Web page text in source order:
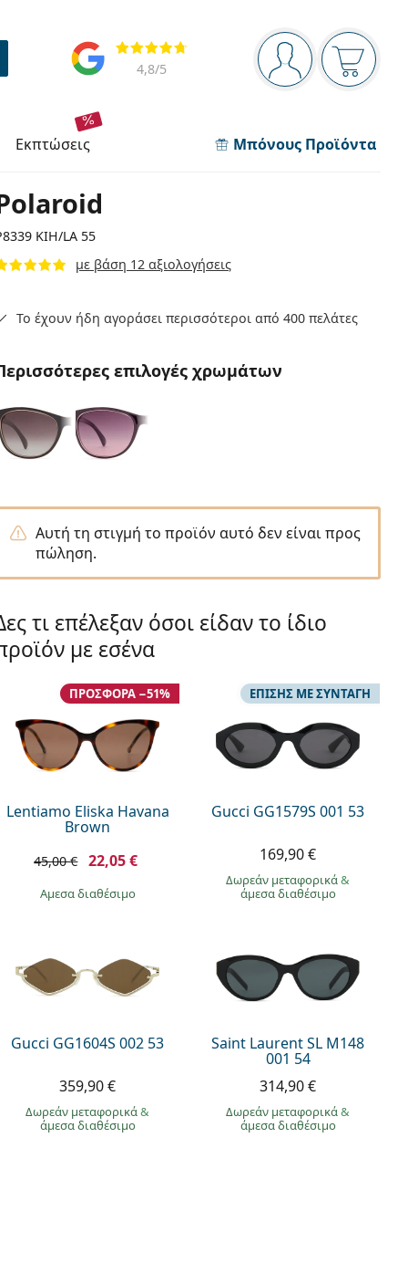
Πίνακας πλοήγησης
Είστε
Το
Αξιολογήσεις
4,8/5
εκπτώσεις Μπόνους Προϊόντα
KIH/LA 55
με βάση 12 αξιολογήσεις
Το έχουν ήδη αγοράσει περισσότεροι από 400 πελάτες
επιλογές χρωμάτων
Αυτή τη στιγμή το προϊόν αυτό δεν είναι προς
πώληση.
τι επέλεξαν όσοι είδαν το ίδιο
με εσένα
Lentiamo Eliska Havana
Brown
ΠΡΟΣΦΟΡΆ −51%
45,00 € 22,05 €
άμεσα διαθέσιμο
Gucci GG1579S 001 53
ΕΠΊΣΗΣ ΜΕ ΣΥΝΤΑΓΉ
169,90 €
Δωρεάν μεταφορικά&
άμεσα διαθέσιμο
Gucci GG1604S 002 53
359,90 €
Δωρεάν μεταφορικά&
άμεσα διαθέσιμο
Saint Laurent SL M148
001 54
314,90 €
Δωρεάν μεταφορικά&
άμεσα διαθέσιμο
Όμορφα γυαλιά
Μεταφράστηκε από
(δες)